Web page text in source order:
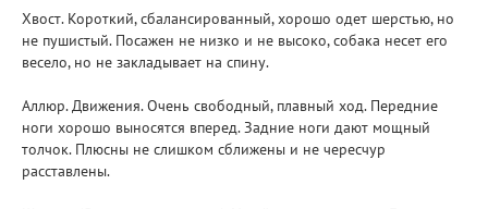
Хвост. Короткий, сбалансированный, хорошо одет шерстью, но
не пушистый. Посажен не низко и не высоко, собака несет его
весело, но не закладывает на спину.
Аллюр. Движения. Очень свободный, плавный ход. Передние
ноги хорошо выносятся вперед. Задние ноги дают мощный
толчок. Плюсны не слишком сближены и не чересчур
расставлены.